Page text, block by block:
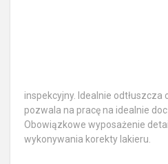
inspekcyjny. Idealnie
pozwala na pracę na idealnie
Obowiązkowe wyposażenie
wykonywania korekty lakieru.